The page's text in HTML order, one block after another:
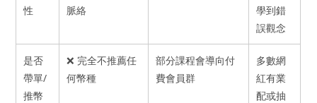
性
脈絡
學到錯
誤觀念
是否
帶單/
推幣
❌ 完全不推薦任
何幣種
部分課程會導向付
費會員群
多數網
紅有業
配或抽